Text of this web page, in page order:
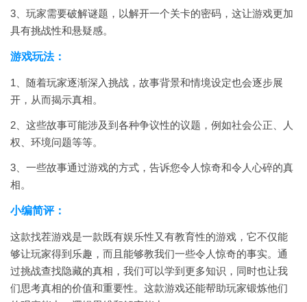
3、玩家需要破解谜题，以解开一个关卡的密码，这让游戏更加
具有挑战性和悬疑感。
游戏玩法：
1、随着玩家逐渐深入挑战，故事背景和情境设定也会逐步展
开，从而揭示真相。
2、这些故事可能涉及到各种争议性的议题，例如社会公正、人
权、环境问题等等。
3、一些故事通过游戏的方式，告诉您令人惊奇和令人心碎的真
相。
小编简评：
这款找茬游戏是一款既有娱乐性又有教育性的游戏，它不仅能
够让玩家得到乐趣，而且能够教我们一些令人惊奇的事实。通
过挑战查找隐藏的真相，我们可以学到更多知识，同时也让我
们思考真相的价值和重要性。这款游戏还能帮助玩家锻炼他们